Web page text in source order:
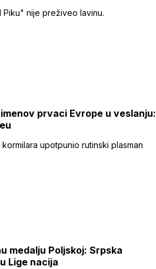
nije preživeo lavinu.
prvaci Evrope u veslanju:
upotpunio rutinski plasman
medalju Poljskoj: Srpska
Lige nacija